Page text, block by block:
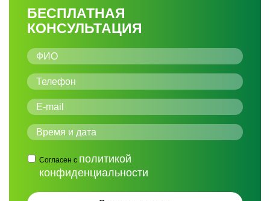
БЕСПЛАТНАЯ
КОНСУЛЬТАЦИЯ
Согласен с политикой
конфиденциальности